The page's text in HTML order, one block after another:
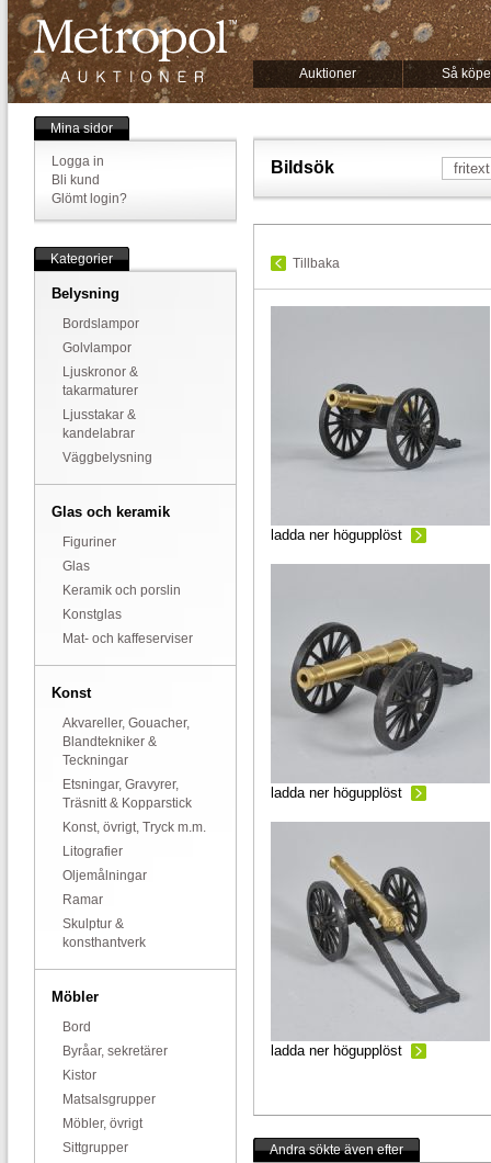
Auktioner Så
Mina sidor
Logga in
Bli kund
Glömt login?
Kategorier
Belysning
Bordslampor
Golvlampor
Ljuskronor &
takarmaturer
Ljusstakar &
kandelabrar
Väggbelysning
Glas och keramik
Figuriner
Glas
Keramik och porslin
Konstglas
Mat- och kaffeserviser
Konst
Akvareller, Gouacher,
Blandtekniker &
Teckningar
Etsningar, Gravyrer,
Träsnitt & Kopparstick
Konst, övrigt, Tryck m.m.
Litografier
Oljemålningar
Ramar
Skulptur &
konsthantverk
Möbler
Bord
Byråar, sekretärer
Kistor
Matsalsgrupper
Möbler, övrigt
Sittgrupper
Bildsök
Tillbaka
ladda ner högupplöst
ladda ner högupplöst
ladda ner högupplöst
Andra sökte även efter